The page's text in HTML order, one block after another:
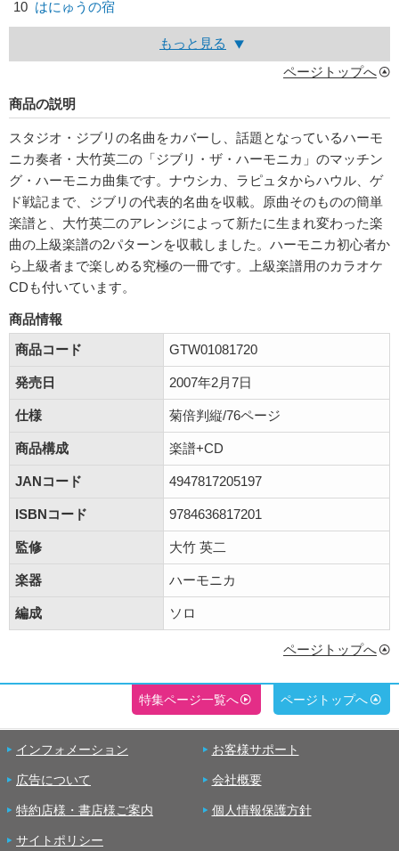
10 はにゅうの宿
もっと見る
ページトップへ
商品の説明
スタジオ・ジブリの名曲をカバーし、話題となっているハーモ
ニカ奏者・大竹英二の「ジブリ・ザ・ハーモニカ」のマッチン
グ・ハーモニカ曲集です。ナウシカ、ラピュタからハウル、ゲ
ド戦記まで、ジブリの代表的名曲を収載。原曲そのものの簡単
楽譜と、大竹英二のアレンジによって新たに生まれ変わった楽
曲の上級楽譜の2パターンを収載しました。ハーモニカ初心者か
ら上級者まで楽しめる究極の一冊です。上級楽譜用のカラオケ
CDも付いています。
商品情報
商品コード
GTW01081720
発売日 2007年2月7日
仕様 菊倍判縦/76ページ
商品構成 楽譜+CD
JANコード 4947817205197
ISBNコード 9784636817201
監修 大竹 英二
楽器 ハーモニカ
編成 ソロ
ページトップへ
特集ページ一覧へ ページトップへ
インフォメーション お客様サポート
広告について 会社概要
特約店様・書店様ご案内 個人情報保護方針
サイトポリシー